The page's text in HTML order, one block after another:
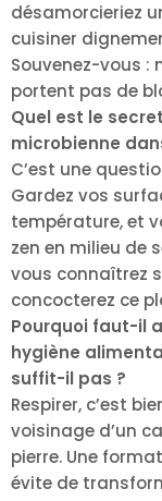
désamorcieriez
cuisiner
Souvenez-vous :
portent pas de
Quel est le
microbienne
C’est une
Gardez vos
température, et
zen en milieu de
vous connaîtrez
concocterez ce
Pourquoi faut-il
hygiène
suffit-il pas ?
Respirer, c’est
voisinage d’un
pierre. Une
évite de